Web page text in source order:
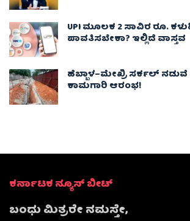
UPI ಮೂಲಕ 2 ಸಾವಿರ ರೂ.
ಪಾವತಿಸಬೇಕಾ? ಇಲ್ಲಿದೆ ವಾಸ್ತವ
ಹೆಬ್ಬಾಳ–ಮೇಖ್ರಿ ಸರ್ಕಲ್
ಕಾಮಗಾರಿ ಆರಂಭ!
ಕರ್ನಾಟಕ ನ್ಯೂಸ್ ಬೀಟ್
ಬಂಧು ಮಿತ್ರರೇ ನಮಸ್ತೇ,